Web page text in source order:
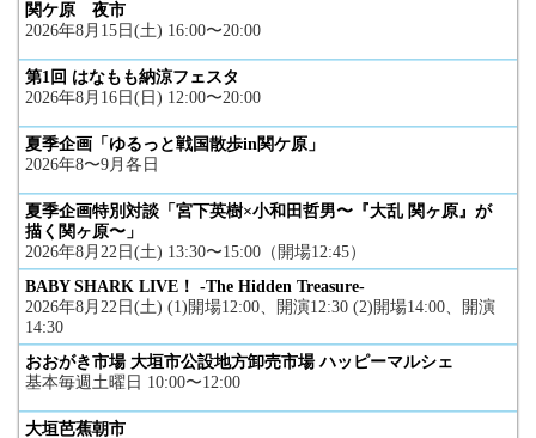
関ケ原 夜市
2026年8月15日(土) 16:00〜20:00
第1回 はなもも納涼フェスタ
2026年8月16日(日) 12:00〜20:00
夏季企画「ゆるっと戦国散歩in関ケ原」
2026年8〜9月各日
夏季企画特別対談「宮下英樹×小和田哲男〜『大乱 関ヶ原』が
描く関ヶ原〜」
2026年8月22日(土) 13:30〜15:00（開場12:45）
BABY SHARK LIVE！ -The Hidden Treasure-
2026年8月22日(土) (1)開場12:00、開演12:30 (2)開場14:00、開演
14:30
おおがき市場 大垣市公設地方卸売市場 ハッピーマルシェ
基本毎週土曜日 10:00〜12:00
大垣芭蕉朝市